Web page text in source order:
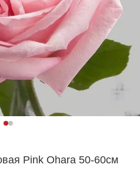
Pink Ohara 50-60см